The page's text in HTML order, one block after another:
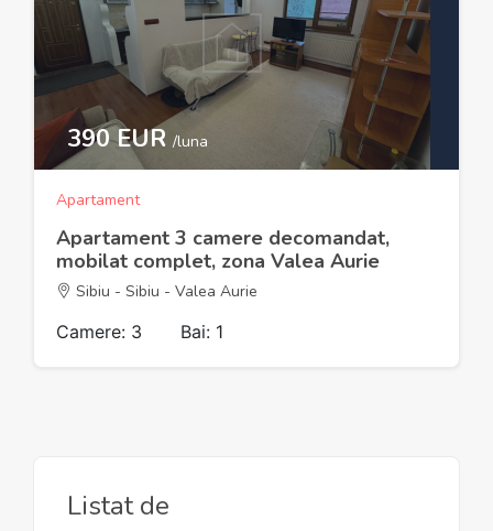
390 EUR /luna
Apartament
Apartament 3 camere decomandat,
mobilat complet, zona Valea Aurie
Sibiu - Sibiu - Valea Aurie
Camere: 3 Bai: 1
Listat de